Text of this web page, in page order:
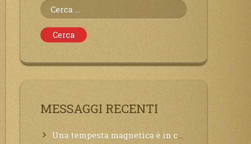
Ricerca
per:
MESSAGGI RECENTI
Una tempesta magnetica è in corso, questa generazione patirà. Il black out non tarderà ad arrivare e tutta la Terra sarà oscurata.